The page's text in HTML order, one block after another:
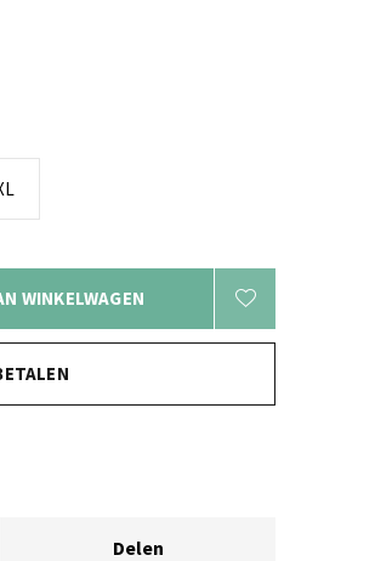
WINKELWAGEN
Delen